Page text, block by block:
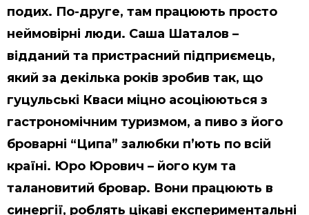
подих. По-друге, там працюють просто
неймовірні люди. Саша Шаталов –
відданий та пристрасний підприємець,
який за декілька років зробив так, що
гуцульські Кваси міцно асоціюються з
гастрономічним туризмом, а пиво з його
броварні “Ципа” залюбки п’ють по всій
країні. Юро Юрович – його кум та
талановитий бровар. Вони працюють в
синергії, роблять цікаві експериментальні